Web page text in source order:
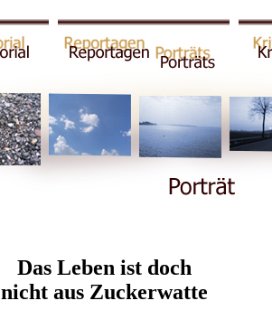
Das Leben ist doch
nicht aus Zuckerwatte